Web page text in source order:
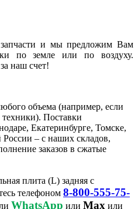
и мы предложим Вам
по земле или по воздуху.
наш счет!
объема (например, если
техники). Поставки
Екатеринбурге, Томске,
– с наших складов,
заказов в сжатые
плита (L) задняя с
телефоном 8-800-555-75-
WhatsApp или Max или